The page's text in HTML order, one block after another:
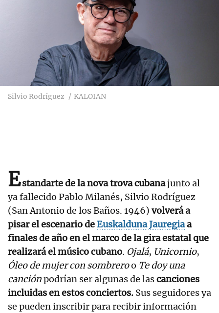
Silvio Rodríguez KALOIAN
Estandarte de la nova trova cubanajunto al
ya fallecido Pablo Milanés, Silvio Rodríguez
(San Antonio de los Baños. 1946) volverá a
pisar el escenario deEuskalduna Jauregiaa
finales de año en el marco de la gira estatal que
realizará el músico cubano. Ojalá, Unicornio,
Óleo de mujer con sombreroo Te doy una
canciónpodrían ser algunas de lascanciones
incluidas en estos conciertos. Sus seguidores ya
se pueden inscribir para recibir información